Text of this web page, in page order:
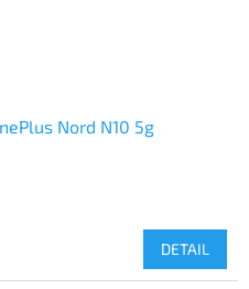
Nord N10 5g
DETAIL